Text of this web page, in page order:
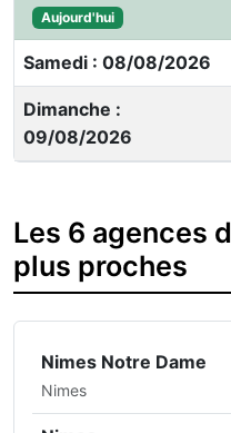
Aujourd'hui
Samedi : 08/08/2026
Dimanche :
09/08/2026
Les 6 agences
plus proches
Nimes Notre Dame
Nimes